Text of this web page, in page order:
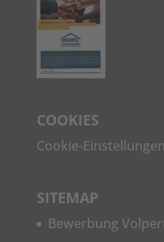
COOKIES
Cookie-Einstellungen
SITEMAP
Bewerbung